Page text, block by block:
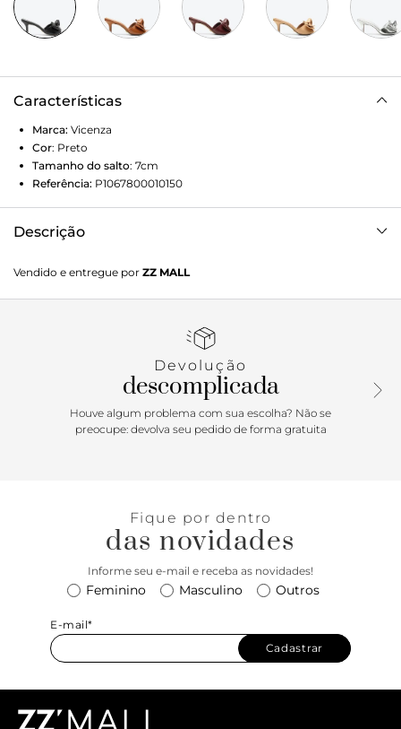
Características
Marca: Vicenza
Cor: Preto
Tamanho do salto: 7cm
Referência: P1067800010150
Descrição
sofisticada e descomplicada para compor looks casuais e
elegantes
Vendido e entregue por ZZ MALL
Devolução
descomplicada
Houve algum problema com sua escolha? Não se
preocupe: devolva seu pedido de forma gratuita
Fique por dentro
das novidades
Informe seu e-mail e receba as novidades!
Feminino Masculino Outros
E-mail*
Cadastrar